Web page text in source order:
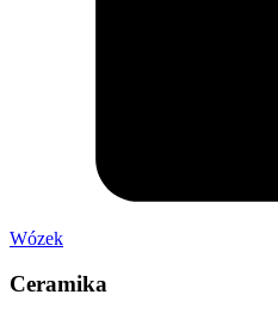
Wózek
Ceramika